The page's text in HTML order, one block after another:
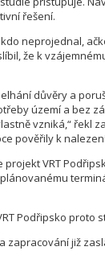
řešení.
neprojednal,
že k
důvěry a
území a bez
vzniká,“ řekl
pověřily k
VRT
Podřipsko proto
zapracování již